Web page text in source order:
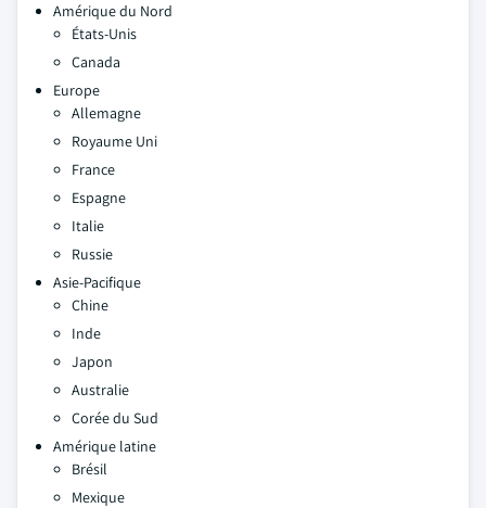
Amérique du Nord
États-Unis
Canada
Europe
Allemagne
Royaume Uni
France
Espagne
Italie
Russie
Asie-Pacifique
Chine
Inde
Japon
Australie
Corée du Sud
Amérique latine
Brésil
Mexique